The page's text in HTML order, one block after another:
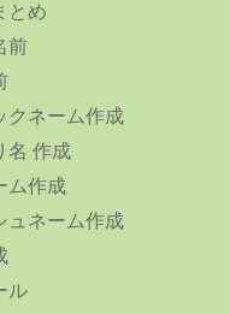
とめ
前
クネーム作成
名 作成
ム作成
ュネーム作成
ル